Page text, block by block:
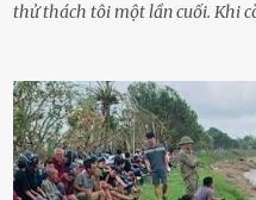
thử thách tôi một lần cuối. Khi
sực nhớ – điện thoại đang sạc,
đường thưa thớt người qua lại,
Chú ơi, cháu đi thi, xe hỏng rồi!
giúp cháu với, cháu không có